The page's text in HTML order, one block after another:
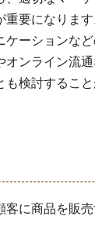
重要になりま
ケーションな
オンライン流
検討すること
客に商品を販